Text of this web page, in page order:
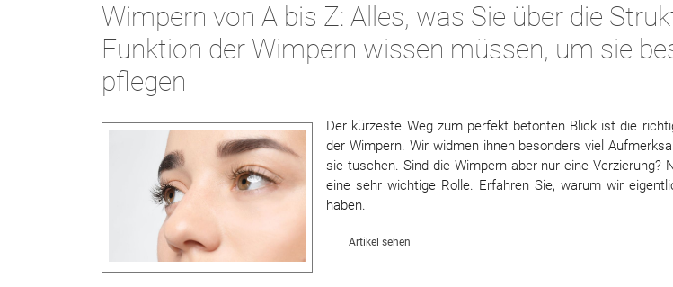
Wimpern von A bis Z: Alles, was Sie über die
Funktion der Wimpern wissen müssen, um sie
pflegen
Der kürzeste Weg zum perfekt betonten Blick ist die
der Wimpern. Wir widmen ihnen besonders viel
sie tuschen. Sind die Wimpern aber nur eine Verzierung?
eine sehr wichtige Rolle. Erfahren Sie, warum wir
haben.
Artikel sehen